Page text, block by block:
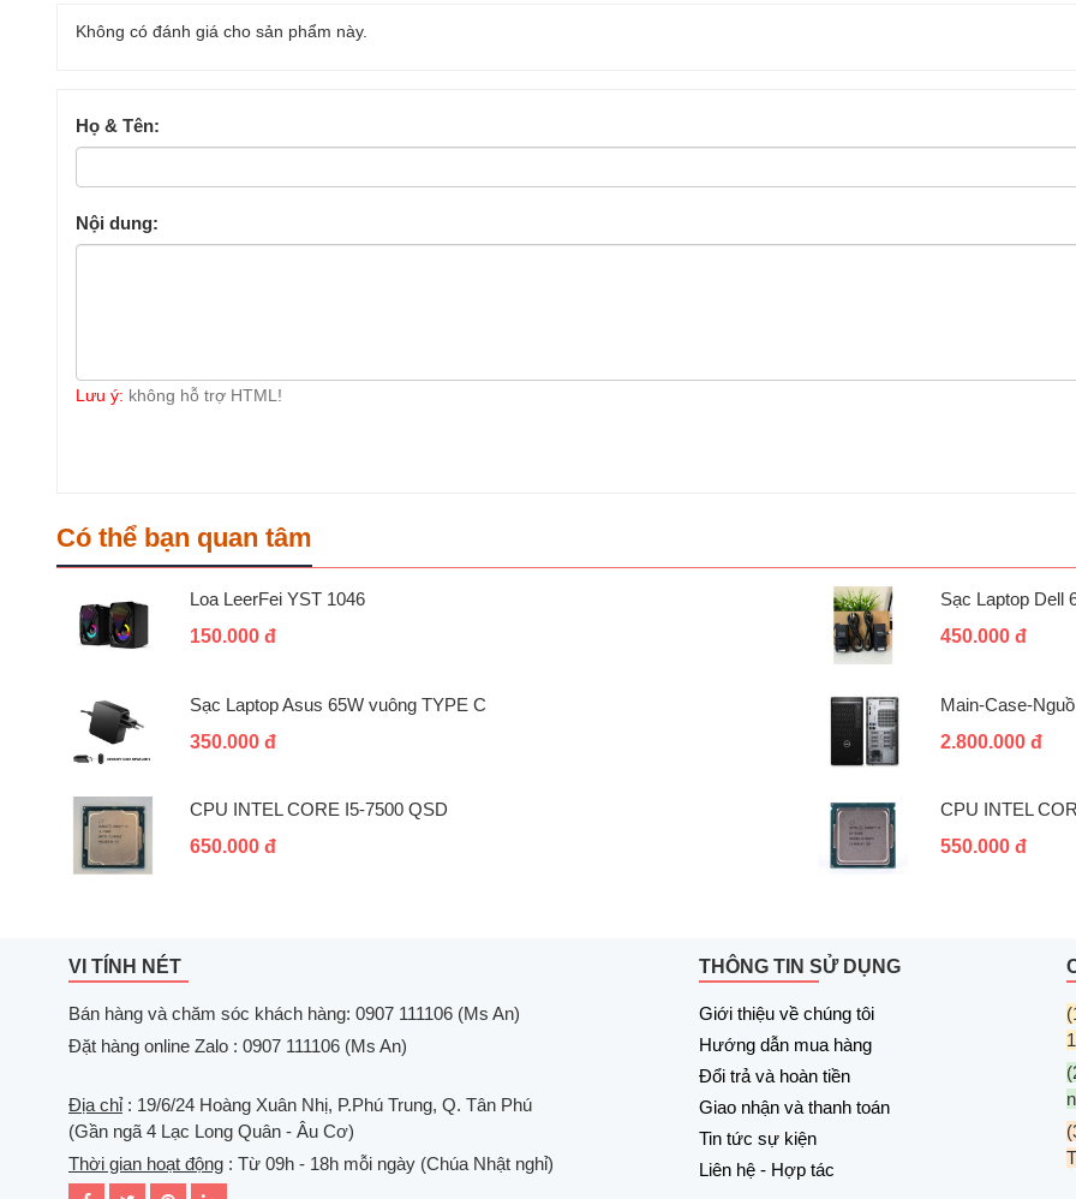
Không có đánh giá cho sản phẩm này.
Họ & Tên:
Nội dung:
Lưu ý: không hỗ trợ HTML!
Có thể bạn quan tâm
Loa LeerFei YST 1046
150.000 đ
Sạc Laptop Dell
450.000 đ
Sạc Laptop Asus 65W vuông TYPE C
350.000 đ
Main-Case-
2.800.000 đ
CPU INTEL CORE I5-7500 QSD
650.000 đ
CPU INTEL
550.000 đ
VI TÍNH NÉT
Bán hàng và chăm sóc khách hàng: 0907 111106 (Ms An)
Đặt hàng online Zalo : 0907 111106 (Ms An)
Địa chỉ: 19/6/24 Hoàng Xuân Nhị, P.Phú Trung, Q. Tân Phú
(Gần ngã 4 Lạc Long Quân - Âu Cơ)
Thời gian hoạt động : Từ 09h - 18h mỗi ngày (Chúa Nhật nghỉ)
THÔNG TIN SỬ DỤNG
Giới thiệu về chúng tôi
Hướng dẫn mua hàng
Đổi trả và hoàn tiền
Giao nhận và thanh toán
Tin tức sự kiện
Liên hệ - Hợp tác